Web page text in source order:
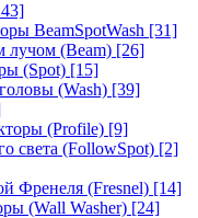
BeamSpotWash [31]
лучом (Beam) [26]
(Spot) [15]
(Wash) [39]
(Profile) [9]
света (FollowSpot) [2]
Френеля (Fresnel) [14]
(Wall Washer) [24]